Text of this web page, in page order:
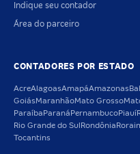
Indique seu contador
Área do parceiro
CONTADORES POR ESTADO
AcreAlagoasAmapáAmazonas
GoiásMaranhãoMato Grosso
Paraíba Paraná PernambucoPiauí
Rio Grande do Sul Rondônia
Tocantins